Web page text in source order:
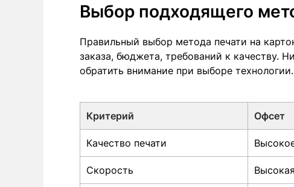
Выбор подходящего
Правильный выбор метода печати на
заказа, бюджета, требований к качеству.
обратить внимание при выборе технологии.
Критерий Офсет
Качество печати
Скорость Высокая